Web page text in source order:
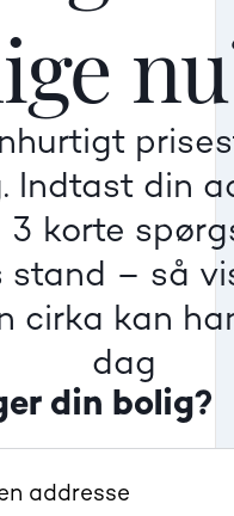
Indtast din
3 korte
stand – så
cirka kan
dag
din bolig?
Beregner pris